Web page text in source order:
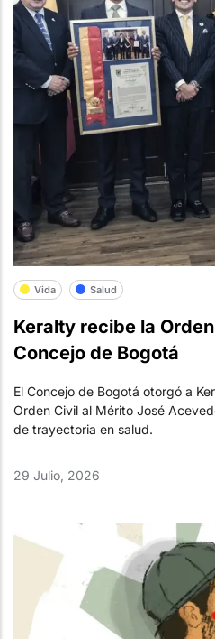
Vida Salud
Keralty recibe la
Concejo de Bogotá
El Concejo de Bogotá otorgó a
Orden Civil al Mérito José
de trayectoria en salud.
29 Julio, 2026